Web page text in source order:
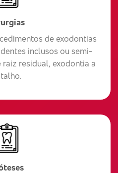
de exodontias
inclusos ou semi-
residual, exodontia a